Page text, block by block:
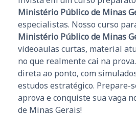
Ministério Público de Minas
especialistas. Nosso curso
Ministério Público de Minas
videoaulas curtas, material
no que realmente cai na
direta ao ponto, com
estudos estratégico. Prepare-
aprova e conquiste sua vaga
de Minas Gerais!